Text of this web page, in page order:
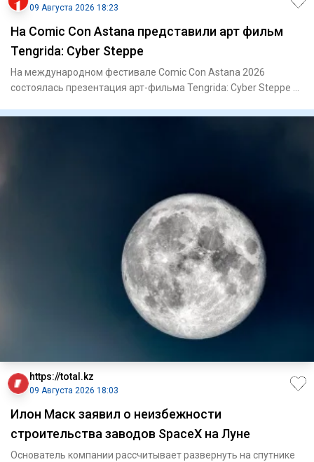
09 Августа 2026 18:23
На Comic Con Astana представили арт фильм
Tengrida: Cyber Steppe
На международном фестивале Comic Con Astana 2026
состоялась презентация арт-фильма Tengrida: Cyber Steppe –
https://total.kz
09 Августа 2026 18:03
Илон Маск заявил о неизбежности
строительства заводов SpaceX на Луне
Основатель компании рассчитывает развернуть на спутнике